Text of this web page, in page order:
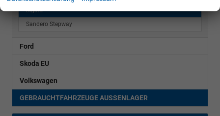
Bigster
Sandero Stepway
Ford
Skoda EU
Volkswagen
GEBRAUCHTFAHRZEUGE AUSSENLAGER